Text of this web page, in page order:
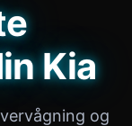
Kia
og